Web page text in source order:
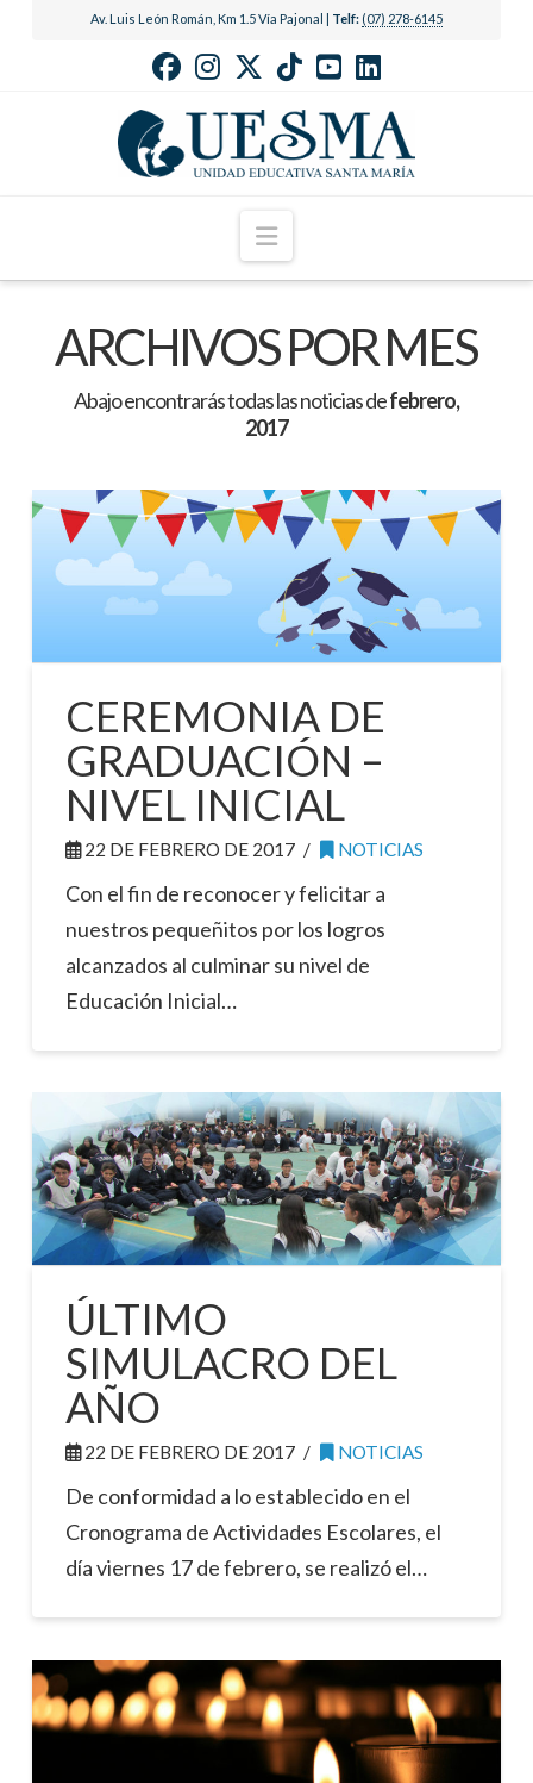
Av. Luis León Román, Km 1.5 Vía Pajonal | Telf: (07) 278-6145
Navigation
ARCHIVOS POR MES
Abajo encontrarás todas las noticias defebrero,
2017
CEREMONIA DE
GRADUACIÓN –
NIVEL INICIAL
22 DE FEBRERO DE 2017 NOTICIAS
Con el fin de reconocer y felicitar a
nuestros pequeñitos por los logros
alcanzados al culminar su nivel de
Educación Inicial…
ÚLTIMO
SIMULACRO DEL
AÑO
22 DE FEBRERO DE 2017 NOTICIAS
De conformidad a lo establecido en el
Cronograma de Actividades Escolares, el
día viernes 17 de febrero, se realizó el…